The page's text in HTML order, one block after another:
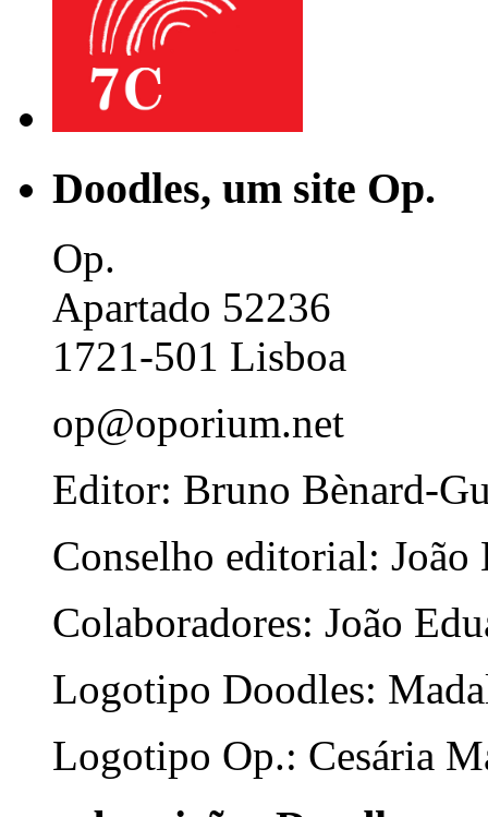
Doodles, um site Op.
Op.
Apartado 52236
1721-501 Lisboa
op@oporium.net
Editor: Bruno Bènard-
Conselho editorial: João
Colaboradores: João
Logotipo Doodles:
Logotipo Op.: Cesária